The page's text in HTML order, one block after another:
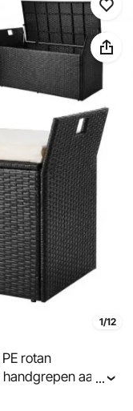
1/12
rotan
aan
en
...